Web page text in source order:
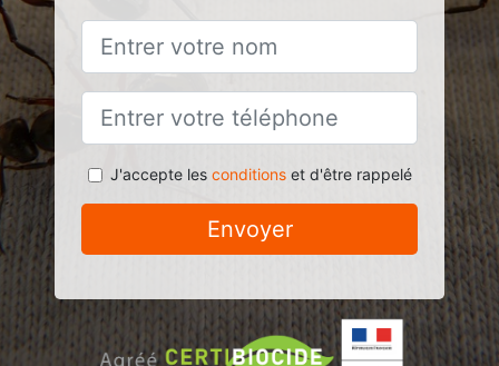
J'accepte les conditionset d'être rappelé
Envoyer